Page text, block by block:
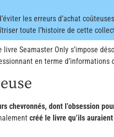
les erreurs d’achat
toute l’histoire de cette
Seamaster Only s’impose
en terme d’informations
chevronnés, dont l’obsession
créé le livre qu’ils